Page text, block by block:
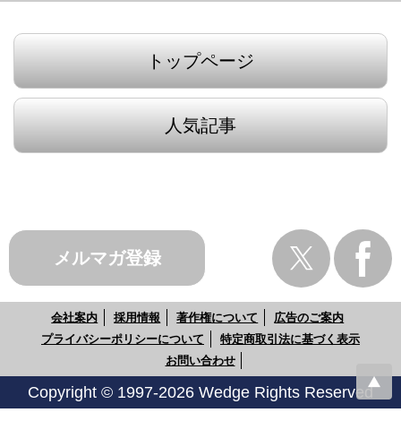
トップページ
人気記事
メルマガ登録
会社案内 採用情報 著作権について
広告のご案内
プライバシーポリシーについて
特定商取引法に基づく表示
お問い合わせ
Copyright © 1997-2026 Wedge Rights Reserved